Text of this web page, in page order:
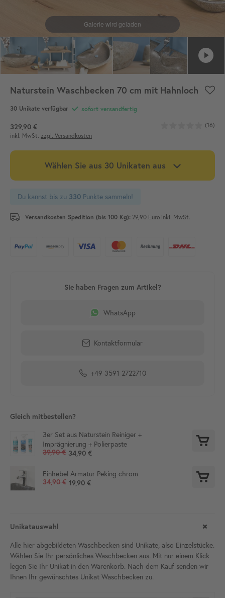
Naturstein Waschbecken 70 cm mit Hahnloch
30 Unikate verfügbar sofort versandfertig
329,90 €
(16)
inkl. MwSt. zzgl. Versandkosten
Wählen Sie aus 30 Unikaten aus
Du kannst bis zu 330 Punkte sammeln!
Versandkosten Spedition (bis 100 Kg): 29,90 Euro inkl. MwSt.
WhatsApp
Kontaktformular
+49 3591 2722710
Gleich mitbestellen?
3er Set aus Naturstein Reiniger +
Imprägnierung + Polierpaste
39,90 € 34,90 €
Einhebel Armatur Peking chrom
34,90 € 19,90 €
Unikatauswahl
Alle hier abgebildeten Waschbecken sind Unikate, also Einzelstücke.
Wählen Sie Ihr persönliches Waschbecken aus. Mit nur einem Klick
legen Sie Ihr Unikat in den Warenkorb. Nach dem Kauf senden wir
Ihnen Ihr gewünschtes Unikat Waschbecken zu.